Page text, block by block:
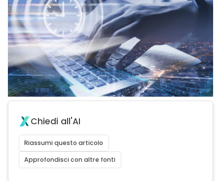
Chiedi all'AI
Riassumi questo articolo
Approfondisci con altre fonti